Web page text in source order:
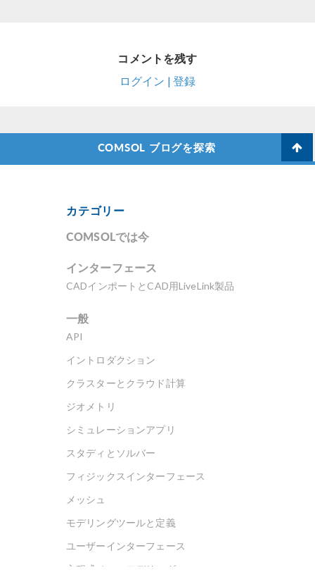
コメントを残す
ログイン | 登録
COMSOL ブログを探索
カテゴリー
COMSOLでは今
インターフェース
CADインポートとCAD用LiveLink製品
一般
API
イントロダクション
クラスターとクラウド計算
ジオメトリ
シミュレーションアプリ
スタディとソルバー
フィジックスインターフェース
メッシュ
モデリングツールと定義
ユーザーインターフェース
方程式ベースモデリング